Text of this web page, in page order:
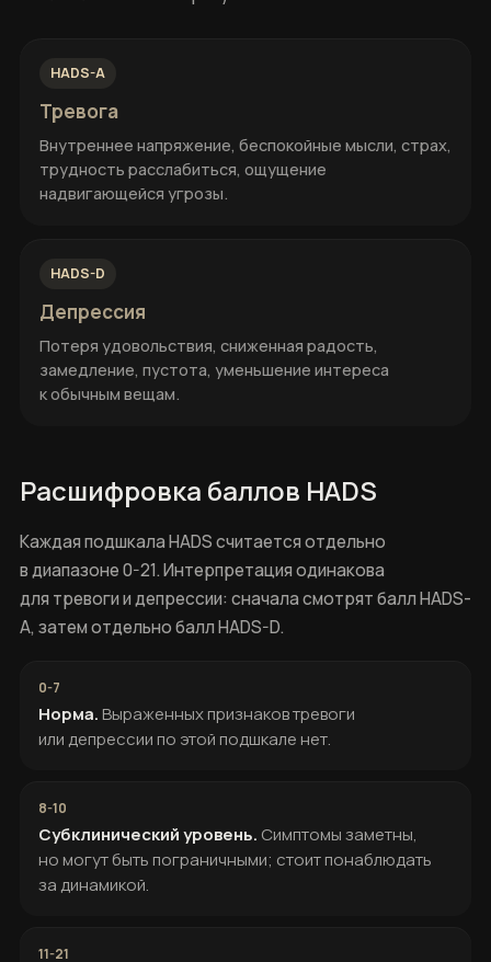
HADS-A
Тревога
Внутреннее напряжение, беспокойные мысли, страх,
трудность расслабиться, ощущение
надвигающейся угрозы.
HADS-D
Депрессия
Потеря удовольствия, сниженная радость,
замедление, пустота, уменьшение интереса
к обычным вещам.
Расшифровка баллов HADS
Каждая подшкала HADS считается отдельно
в диапазоне 0-21. Интерпретация одинакова
для тревоги и депрессии: сначала смотрят балл HADS-
A, затем отдельно балл HADS-D.
Норма.Выраженных признаков тревоги
или депрессии по этой подшкале нет.
Субклинический уровень. Симптомы заметны,
но могут быть пограничными; стоит понаблюдать
за динамикой.